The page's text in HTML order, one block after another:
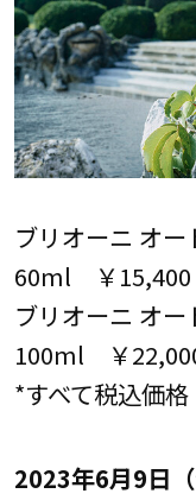
ブリオーニ オ
60ml ￥15,400
ブリオーニ オ
100ml ￥
*すべて税込価格
2023年6月9日